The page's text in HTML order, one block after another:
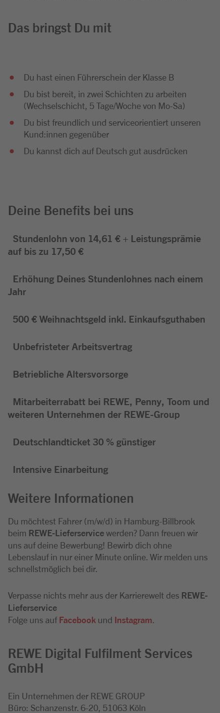
Das bringst Du mit
Du hast einen Führerschein der Klasse B
Du bist bereit, in zwei Schichten zu arbeiten
(Wechselschicht, 5 Tage/Woche von Mo-Sa)
Du bist freundlich und serviceorientiert unseren
Kund:innen gegenüber
Du kannst dich auf Deutsch gut ausdrücken
Deine Benefits bei uns
Stundenlohn von 14,61 € + Leistungsprämie
auf bis zu 17,50 €
Erhöhung Deines Stundenlohnes nach einem
Jahr
500 € Weihnachtsgeld inkl. Einkaufsguthaben
Unbefristeter Arbeitsvertrag
Betriebliche Altersvorsorge
Mitarbeiterrabatt bei REWE, Penny, Toom und
weiteren Unternehmen der REWE-Group
Deutschlandticket 30 % günstiger
Intensive Einarbeitung
Weitere Informationen
Du möchtest Fahrer (m/w/d) in Hamburg-Billbrook
beim REWE-Lieferservicewerden? Dann freuen wir
uns auf deine Bewerbung! Bewirb dich ohne
Lebenslauf in nur einer Minute online. Wir melden uns
schnellstmöglich bei dir.
Verpasse nichts mehr aus der Karrierewelt des REWE-
Lieferservice
Folge uns auf Facebook und Instagram
REWE Digital Fulfilment Services
GmbH
Ein Unternehmen der REWE GROUP
Büro: Schanzenstr. 6-20, 51063 Köln